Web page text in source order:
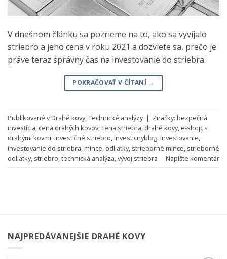
V dnešnom článku sa pozrieme na to, ako sa vyvíjalo
striebro a jeho cena v roku 2021 a dozviete sa, prečo je
práve teraz správny čas na investovanie do striebra.
POKRAČOVAŤ V ČÍTANÍ →
Publikované vDrahé kovy,Technické analýzy | Značky: bezpečná
investícia, cena drahých kovov, cena striebra, drahé kovy, e-shop s
drahými kovmi,investičné striebro,investicnyblog,investovanie,
investovanie do striebra,mince, odliatky, strieborné mince, strieborné
odliatky, striebro,technická analýza,vývoj striebra Napíšte komentár
NAJPREDÁVANEJŠIE DRAHÉ KOVY